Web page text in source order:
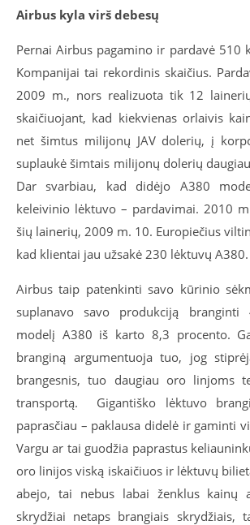
Airbus kyla virš debesų
Pernai Airbus pagamino ir pardavė 510
Kompanijai tai rekordinis skaičius.
2009 m., nors realizuota tik 12
skaičiuojant, kad kiekvienas orlaivis
net šimtus milijonų JAV dolerių, į
suplaukė šimtais milijonų dolerių
Dar svarbiau, kad didėjo A380
keleivinio lėktuvo – pardavimai. 2010
šių lainerių, 2009 m. 10. Europiečius
kad klientai jau užsakė 230 lėktuvų A380.
Airbus taip patenkinti savo kūrinio
suplanavo savo produkciją
modelį А380 iš karto 8,3 procento.
branginą argumentuoja tuo, jog
brangesnis, tuo daugiau oro linjoms
transportą. Gigantiško lėktuvo
paprasčiau – paklausa didelė ir gaminti
Vargu ar tai guodžia paprastus
oro linijos viską iskaičiuos ir lėktuvų
abejo, tai nebus labai ženklus kainų
skrydžiai netaps brangiais skrydžiais,